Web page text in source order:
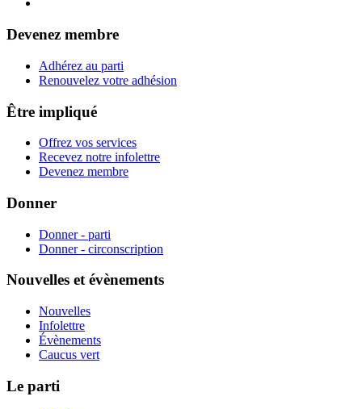
Devenez membre
Adhérez au parti
Renouvelez votre adhésion
Être impliqué
Offrez vos services
Recevez notre infolettre
Devenez membre
Donner
Donner - parti
Donner - circonscription
Nouvelles et évènements
Nouvelles
Infolettre
Évènements
Caucus vert
Le parti